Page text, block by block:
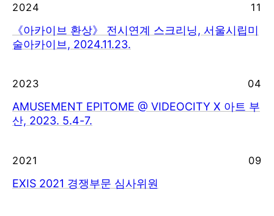
2024 11
《아카이브 환상》 전시연계 스크리닝, 서울시립미
술아카이브, 2024.11.23.
2023 04
AMUSEMENT EPITOME @ VIDEOCITY X 아트 부
산, 2023. 5.4-7.
2021 09
EXIS 2021 경쟁부문 심사위원